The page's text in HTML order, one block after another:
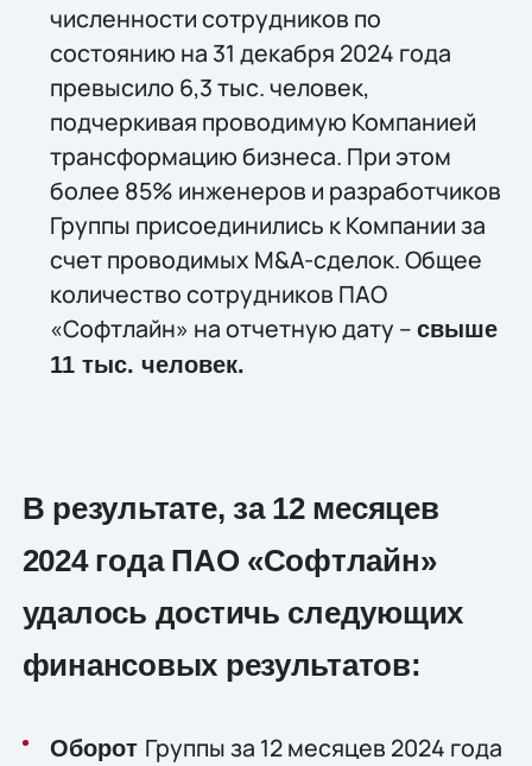
численности сотрудников по
состоянию на 31 декабря 2024 года
превысило 6,3 тыс. человек,
подчеркивая проводимую Компанией
трансформацию бизнеса. При этом
более 85% инженеров и разработчиков
Группы присоединились к Компании за
счет проводимых M&A-сделок. Общее
количество сотрудников ПАО
«Софтлайн» на отчетную дату – свыше
11 тыс. человек.
В результате, за 12 месяцев
2024 года ПАО «Софтлайн»
удалось достичь следующих
финансовых результатов:
Оборот Группы за 12 месяцев 2024 года